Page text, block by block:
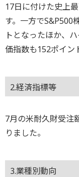
17日に付けた史上
す。一方でS&P500
トとなったほか、
価指数も152ポイン
2.経済指標等
7月の米耐久財受注
りました。
3.業種別動向